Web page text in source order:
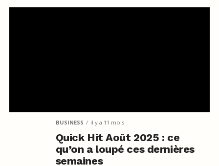
BUSINESS il y a 11 mois
Quick Hit Août 2025 : ce
qu’on a loupé ces dernières
semaines